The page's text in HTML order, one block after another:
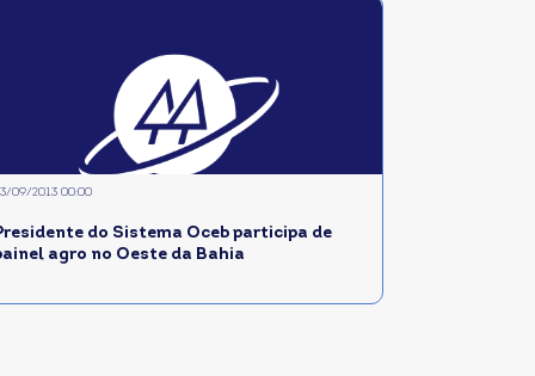
do Sistema Oceb participa de
agro no Oeste da Bahia
09/2013 00:00